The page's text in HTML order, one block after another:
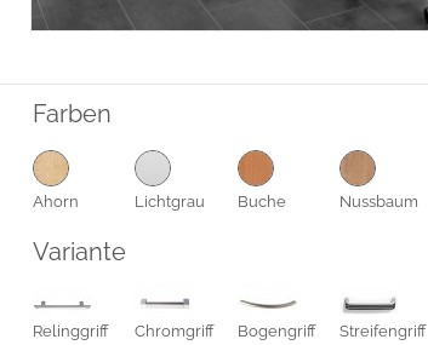
Farben
Ahorn Lichtgrau Buche Nussbaum
Variante
Relinggriff Chromgriff Bogengriff Streifengriff